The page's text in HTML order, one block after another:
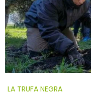
LA TRUFA NEGRA